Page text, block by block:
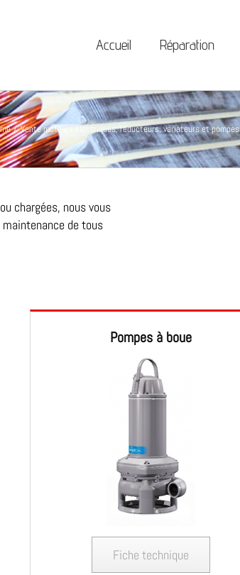
Accueil Réparation
Vente moteurs électriques, réducteurs, variateurs et pompes
chargées, nous vous
de tous
Pompes à boue
Fiche technique